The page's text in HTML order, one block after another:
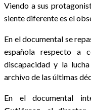
Viendo a sus
siente diferente es el
En el documental se
española respecto a
discapacidad y la
archivo de las últimas
En el documental